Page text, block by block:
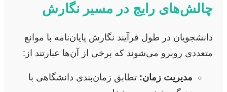
چالش‌های رایج در مسیر نگارش
دانشجویان در طول فرآیند نگارش پایان‌نامه با موانع
متعددی روبرو می‌شوند که برخی از آن‌ها عبارتند از:
مدیریت زمان: تطابق زمان‌بندی دانشگاهی با